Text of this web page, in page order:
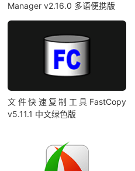
Manager v2.16.0 多语便携版
文件快速复制工具FastCopy
v5.11.1 中文绿色版